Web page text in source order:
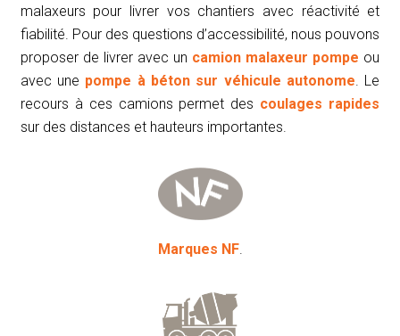
malaxeurs pour livrer vos chantiers avec réactivité et
fiabilité. Pour des questions d’accessibilité, nous pouvons
proposer de livrer avec un camion malaxeur pompe ou
avec une pompe à béton sur véhicule autonome . Le
recours à ces camions permet des coulages rapides
sur des distances et hauteurs importantes.
Marques NF.